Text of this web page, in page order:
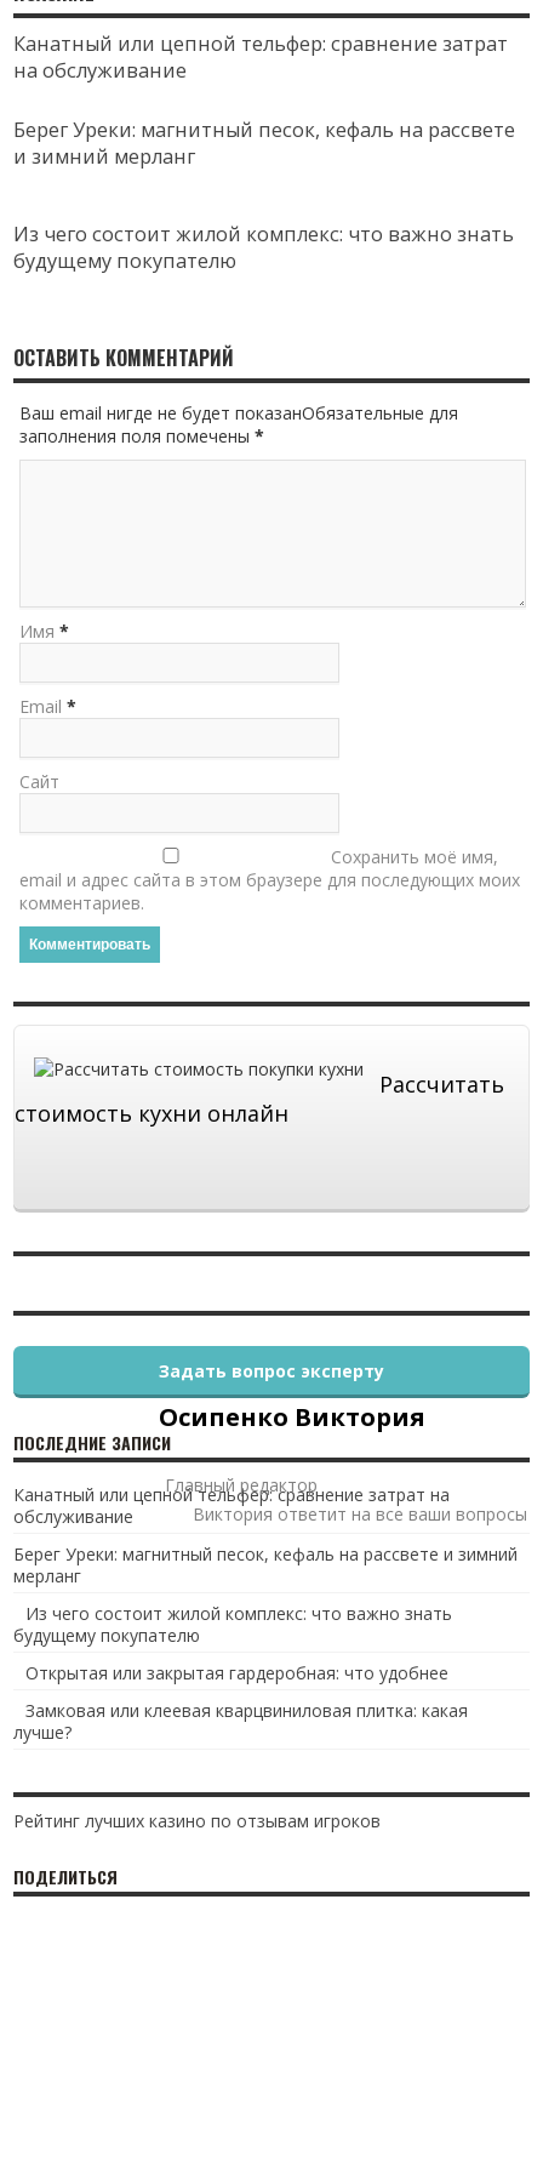
Канатный или цепной тельфер: сравнение затрат
на обслуживание
Берег Уреки: магнитный песок, кефаль на рассвете
и зимний мерланг
Из чего состоит жилой комплекс: что важно знать
будущему покупателю
ОСТАВИТЬ КОММЕНТАРИЙ
Ваш email нигде не будет показанОбязательные для
заполнения поля помечены*
Имя *
Email *
Сайт
Сохранить моё имя,
email и адрес сайта в этом браузере для последующих моих
комментариев.
Рассчитать
стоимость кухни онлайн
Осипенко Виктория
Главный редактор
Виктория ответит на все ваши вопросы
Задать вопрос эксперту
ПОСЛЕДНИЕ ЗАПИСИ
Канатный или цепной тельфер: сравнение затрат на
обслуживание
Берег Уреки: магнитный песок, кефаль на рассвете и зимний
мерланг
Из чего состоит жилой комплекс: что важно знать
будущему покупателю
Открытая или закрытая гардеробная: что удобнее
Замковая или клеевая кварцвиниловая плитка: какая
лучше?
Рейтинг лучших казино по отзывам игроков
ПОДЕЛИТЬСЯ